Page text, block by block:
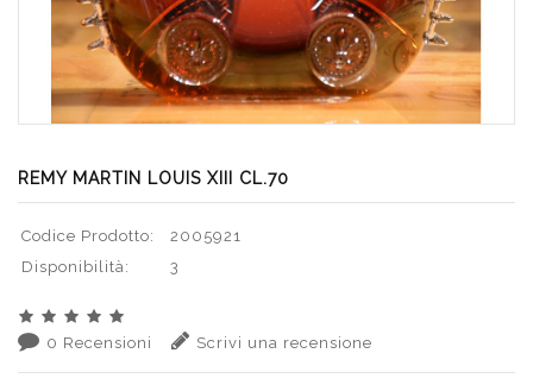
REMY MARTIN LOUIS XIII CL.70
Codice Prodotto:
2005921
Disponibilità:
3
0 Recensioni Scrivi una recensione